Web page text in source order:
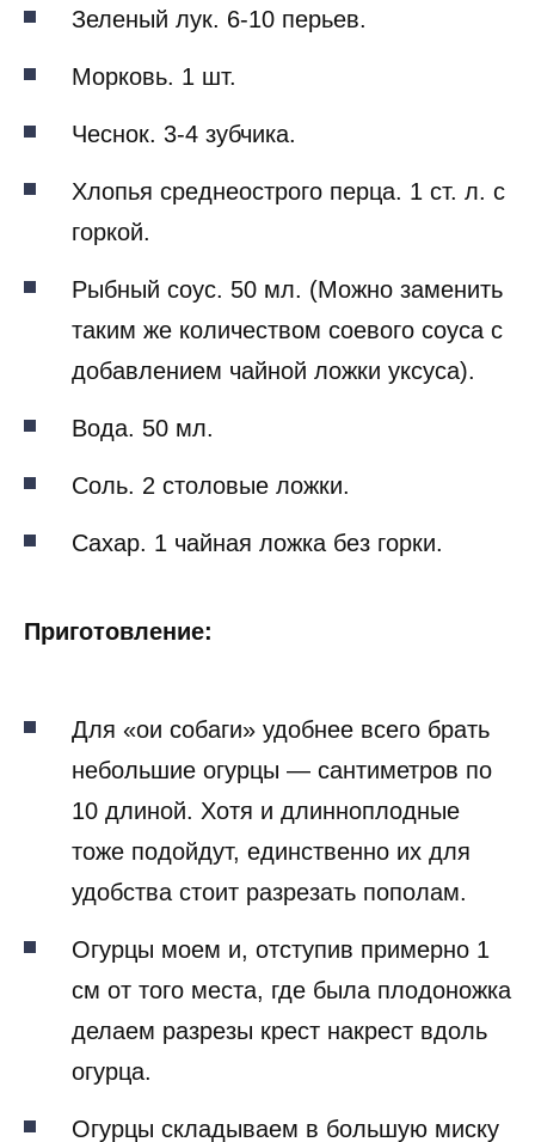
Зеленый лук. 6-10 перьев.
Морковь. 1 шт.
Чеснок. 3-4 зубчика.
Хлопья среднеострого перца. 1 ст. л. с
горкой.
Рыбный соус. 50 мл. (Можно заменить
таким же количеством соевого соуса с
добавлением чайной ложки уксуса).
Вода. 50 мл.
Соль. 2 столовые ложки.
Сахар. 1 чайная ложка без горки.
Приготовление:
Для «ои собаги» удобнее всего брать
небольшие огурцы — сантиметров по
10 длиной. Хотя и длинноплодные
тоже подойдут, единственно их для
удобства стоит разрезать пополам.
Огурцы моем и, отступив примерно 1
см от того места, где была плодоножка
делаем разрезы крест накрест вдоль
огурца.
Огурцы складываем в большую миску